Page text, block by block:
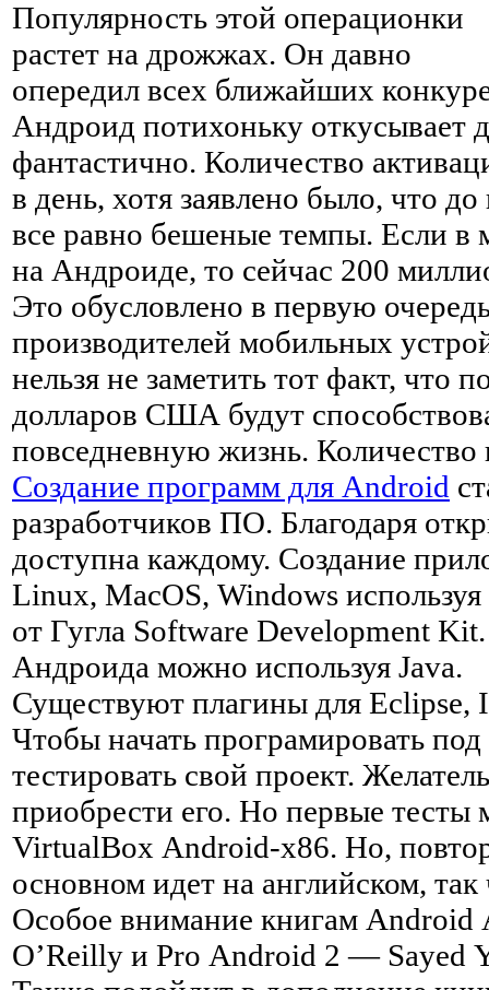
Популярность этой операционки
растет на дрожжах. Он давно
опередил всех ближайших
Андроид потихоньку откусывает
фантастично. Количество
в день, хотя заявлено было, что
все равно бешеные темпы. Если в
на Андроиде, то сейчас 200
Это обусловлено в первую
производителей мобильных
нельзя не заметить тот факт,
долларов США будут
повседневную жизнь.
Создание программ для Android
разработчиков ПО. Благодаря
доступна каждому. Создание
Linux, MacOS, Windows
от Гугла Software Development
Андроида можно используя Java.
Существуют плагины для
Чтобы начать програмировать
тестировать свой проект.
приобрести его. Но первые тесты
VirtualBox Android-x86. Но,
основном идет на английском,
Особое внимание книгам Android
O’Reilly и Pro Android 2 — Sayed